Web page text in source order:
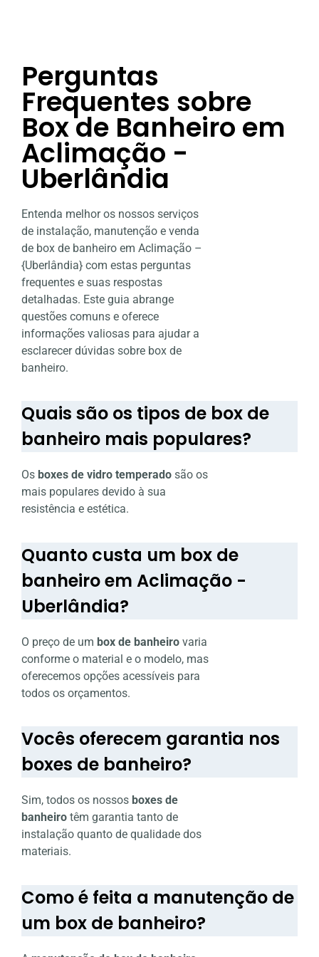
Perguntas
Frequentes sobre
Box de Banheiro em
Aclimação -
Uberlândia
Entenda melhor os nossos serviços
de instalação, manutenção e venda
de box de banheiro em Aclimação –
{Uberlândia} com estas perguntas
frequentes e suas respostas
detalhadas. Este guia abrange
questões comuns e oferece
informações valiosas para ajudar a
esclarecer dúvidas sobre box de
banheiro.
Quais são os tipos de box de
banheiro mais populares?
Os boxes de vidro temperado são os
mais populares devido à sua
resistência e estética.
Quanto custa um box de
banheiro em Aclimação -
Uberlândia?
O preço de um box de banheiro varia
conforme o material e o modelo, mas
oferecemos opções acessíveis para
todos os orçamentos.
Vocês oferecem garantia nos
boxes de banheiro?
Sim, todos os nossos boxes de
banheiro têm garantia tanto de
instalação quanto de qualidade dos
materiais.
Como é feita a manutenção de
um box de banheiro?